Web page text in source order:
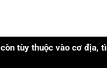
vào cơ địa, tình